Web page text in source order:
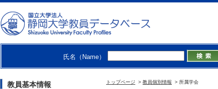
氏名（Name）
教員基本情報
トップページ > 教員個別情報 > 所属学会